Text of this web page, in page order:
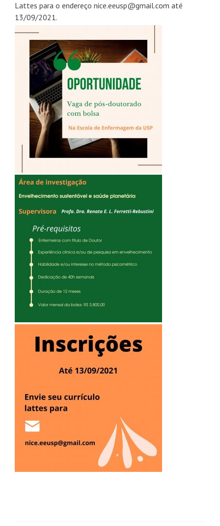
Lattes para o endereço nice.eeusp@gmail.com até
13/09/2021.